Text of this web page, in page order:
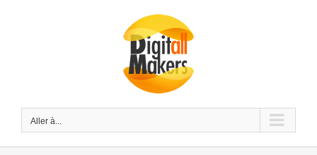
Aller à...